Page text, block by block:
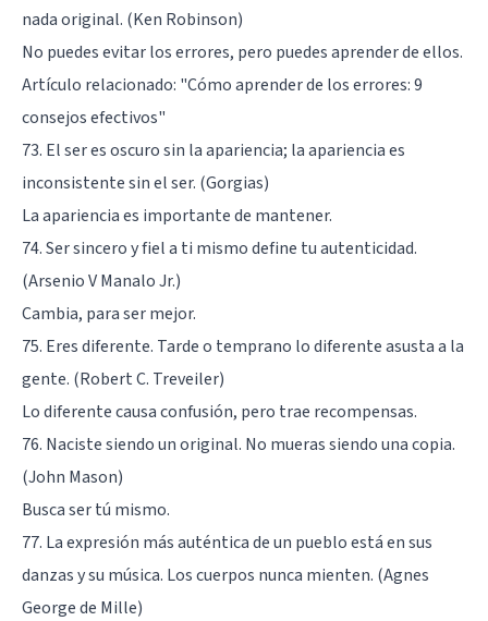
nada original. (Ken Robinson)
No puedes evitar los errores, pero puedes aprender de ellos.
Artículo relacionado: "Cómo aprender de los errores: 9
consejos efectivos"
73. El ser es oscuro sin la apariencia; la apariencia es
inconsistente sin el ser. (Gorgias)
La apariencia es importante de mantener.
74. Ser sincero y fiel a ti mismo define tu autenticidad.
(Arsenio V Manalo Jr.)
Cambia, para ser mejor.
75. Eres diferente. Tarde o temprano lo diferente asusta a la
gente. (Robert C. Treveiler)
Lo diferente causa confusión, pero trae recompensas.
76. Naciste siendo un original. No mueras siendo una copia.
(John Mason)
Busca ser tú mismo.
77. La expresión más auténtica de un pueblo está en sus
danzas y su música. Los cuerpos nunca mienten. (Agnes
George de Mille)